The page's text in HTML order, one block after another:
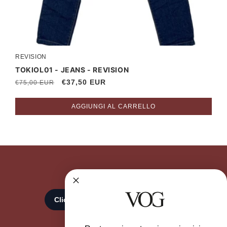
Produttore:
REVISION
TOKIOL01 - JEANS - REVISION
Prezzo
€75,00 EUR
Prezzo
€37,50 EUR
AGGIUNGI AL CARRELLO